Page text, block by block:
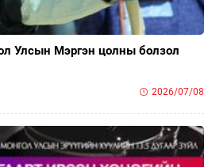
Улсын Мэргэн цолны болзол
2026/07/08